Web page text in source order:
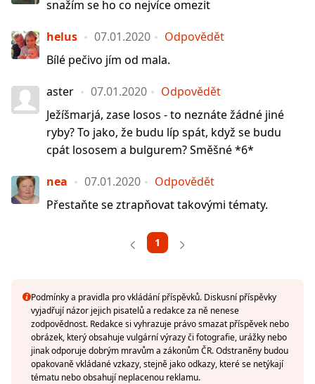
snažím se ho co nejvíce omezit
helus 07.01.2020
Odpovědět
Bílé pečivo jím od mala.
aster 07.01.2020
Odpovědět
Ježíšmarjá, zase losos - to neznáte žádné jiné
ryby? To jako, že budu líp spát, když se budu
cpát lososem a bulgurem? Směšné *6*
nea 07.01.2020
Odpovědět
Přestaňte se ztrapňovat takovými tématy.
1
Podmínky a pravidla pro vkládání příspěvků. Diskusní příspěvky
vyjadřují názor jejich pisatelů a redakce za ně nenese
zodpovědnost. Redakce si vyhrazuje právo smazat příspěvek nebo
obrázek, který obsahuje vulgární výrazy či fotografie, urážky nebo
jinak odporuje dobrým mravům a zákonům ČR. Odstraněny budou
opakovaně vkládané vzkazy, stejně jako odkazy, které se netýkají
tématu nebo obsahují neplacenou reklamu.